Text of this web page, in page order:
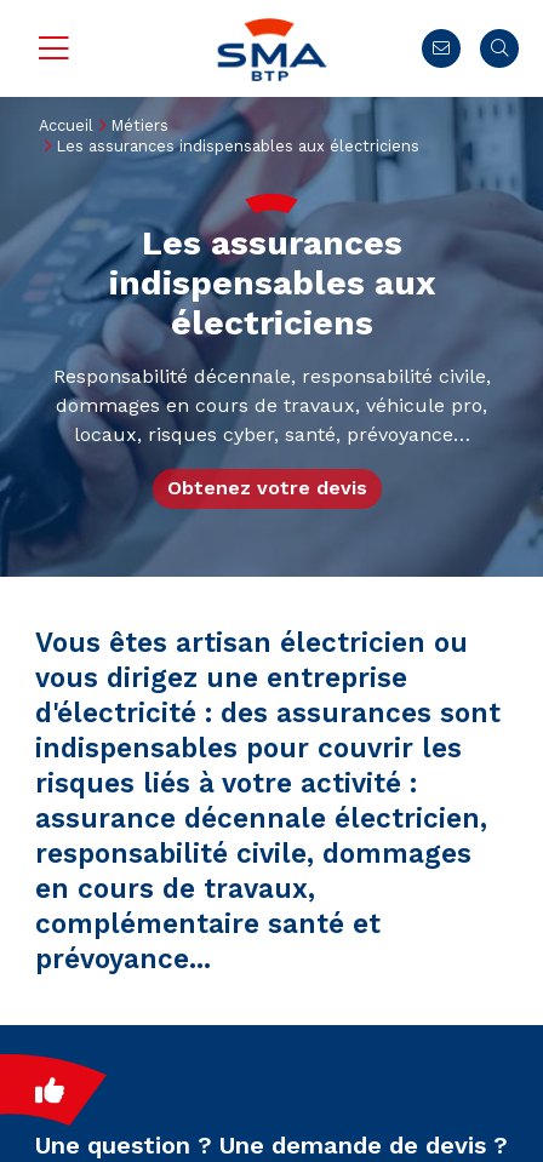
Accueil
Métiers
Les assurances indispensables aux électriciens
Les assurances
indispensables aux
électriciens
Responsabilité décennale, responsabilité civile,
dommages en cours de travaux, véhicule pro,
locaux, risques cyber, santé, prévoyance…
Obtenez votre devis
Vous êtes artisan électricien ou
vous dirigez une entreprise
d'électricité : des assurances sont
indispensables pour couvrir les
risques liés à votre activité :
assurance décennale électricien,
responsabilité civile, dommages
en cours de travaux,
complémentaire santé et
prévoyance...
Une question ? Une demande de devis ?